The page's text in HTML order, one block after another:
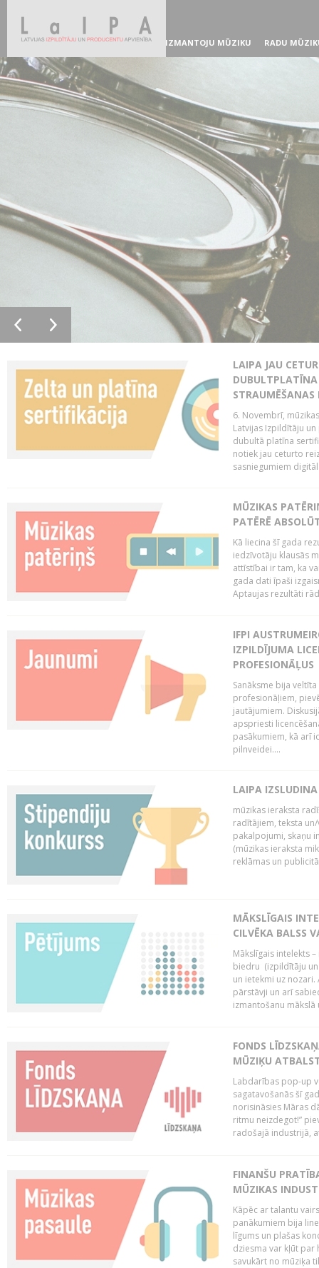
IZMANTOJU MŪZIKU RADU
LAIPA JAU
DUBULTPLATĪNA
6. Novembrī,
Latvijas Izpildītāju
dubultā platīna
notiek jau ceturto
sasniegumiem
MŪZIKAS
PATĒRĒ
Kā liecina šī gada
iedzīvotāju klausās
attīstībai ir tam, ka
gada dati īpaši
Aptaujas rezultāti
IFPI
IZPILDĪJUMA
PROFESIONĀĻUS
Sanāksme bija
profesionāļiem,
jautājumiem.
apspriesti
pasākumiem, kā arī
pilnveidei....
LAIPA
mūzikas ieraksta
radītājiem, teksta
pakalpojumi, skaņu
(mūzikas ieraksta
reklāmas un
MĀKSLĪGAIS
CILVĒKA BALSS
Mākslīgais intelekts
biedru (izpildītāju
un ietekmi uz
pārstāvji un arī
izmantošanu mākslā
FONDS
MŪZIĶU
Labdarības pop-up
sagatavošanās šī
norisināsies Māras
ritmu neizdegot!”
radošajā industrijā,
FINANŠU
MŪZIKAS
Kāpēc ar talantu
panākumiem bija
līgums un plašas
dziesma var kļūt par
savukārt no mūziķa